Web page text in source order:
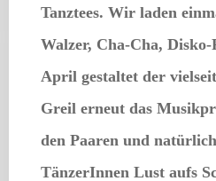
Tanztees. Wir laden
Walzer, Cha-Cha,
April gestaltet der
Greil erneut das
den Paaren und
TänzerInnen Lust aufs